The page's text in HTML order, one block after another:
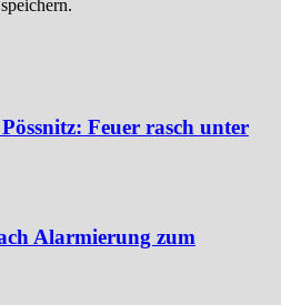
Feuer rasch unter
Alarmierung zum